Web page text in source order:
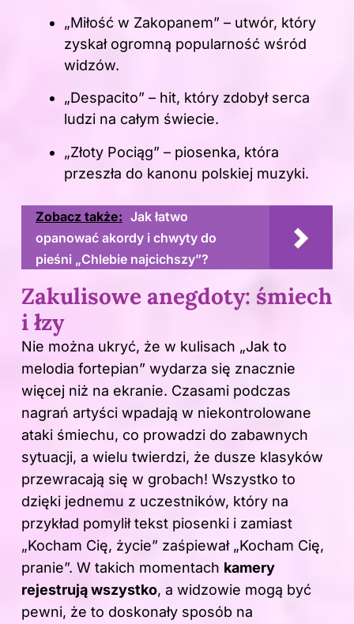
„Miłość w Zakopanem” – utwór, który
zyskał ogromną popularność wśród
widzów.
„Despacito” – hit, który zdobył serca
ludzi na całym świecie.
„Złoty Pociąg” – piosenka, która
przeszła do kanonu polskiej muzyki.
Zobacz także: Jak łatwo
opanować akordy i chwyty do
pieśni „Chlebie najcichszy”?
Zakulisowe anegdoty: śmiech
i łzy
Nie można ukryć, że w kulisach „Jak to
melodia fortepian” wydarza się znacznie
więcej niż na ekranie. Czasami podczas
nagrań artyści wpadają w niekontrolowane
ataki śmiechu, co prowadzi do zabawnych
sytuacji, a wielu twierdzi, że dusze klasyków
przewracają się w grobach! Wszystko to
dzięki jednemu z uczestników, który na
przykład pomylił tekst piosenki i zamiast
„Kocham Cię, życie” zaśpiewał „Kocham Cię,
pranie”. W takich momentach kamery
rejestrują wszystko, a widzowie mogą być
pewni, że to doskonały sposób na